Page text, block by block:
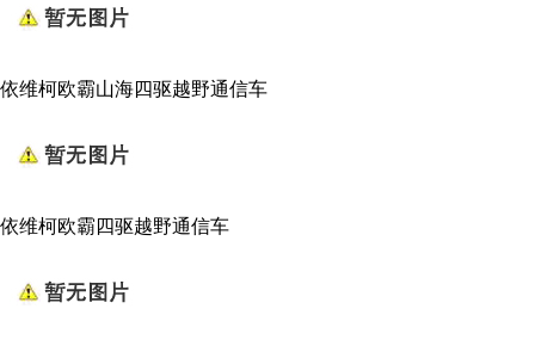
依维柯欧霸山海四驱越野通信车
依维柯欧霸四驱越野通信车